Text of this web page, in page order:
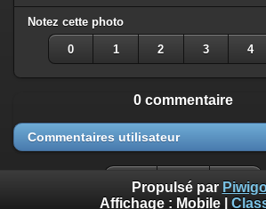
Notez cette photo
0 1 2 3 4
0 commentaire
Commentaires utilisateur
Propulsé par
Affichage : Mobile